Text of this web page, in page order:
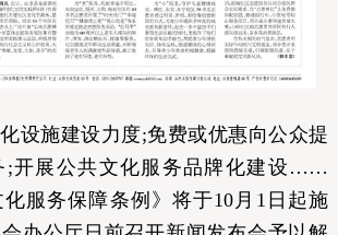
施建设力度;免费或优惠向公众提
;开展公共文化服务品牌化建设……
化服务保障条例》将于10月1日起施